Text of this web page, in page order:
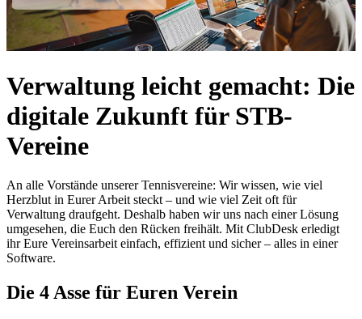
Verwaltung leicht gemacht: Die
digitale Zukunft für STB-
Vereine
An alle Vorstände unserer Tennisvereine: Wir wissen, wie viel
Herzblut in Eurer Arbeit steckt – und wie viel Zeit oft für
Verwaltung draufgeht. Deshalb haben wir uns nach einer Lösung
umgesehen, die Euch den Rücken freihält. Mit ClubDesk erledigt
ihr Eure Vereinsarbeit einfach, effizient und sicher – alles in einer
Software.
Die 4 Asse für Euren Verein